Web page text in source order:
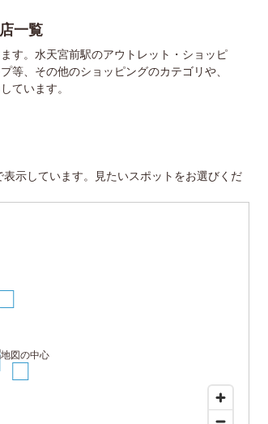
一覧
す。水天宮前駅のアウトレット・ショッピ
等、その他のショッピングのカテゴリや、
ています。
示しています。見たいスポットをお選びくだ
11